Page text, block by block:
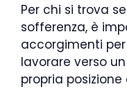
Per chi si trova
sofferenza, è
accorgimenti
lavorare verso
propria posizione